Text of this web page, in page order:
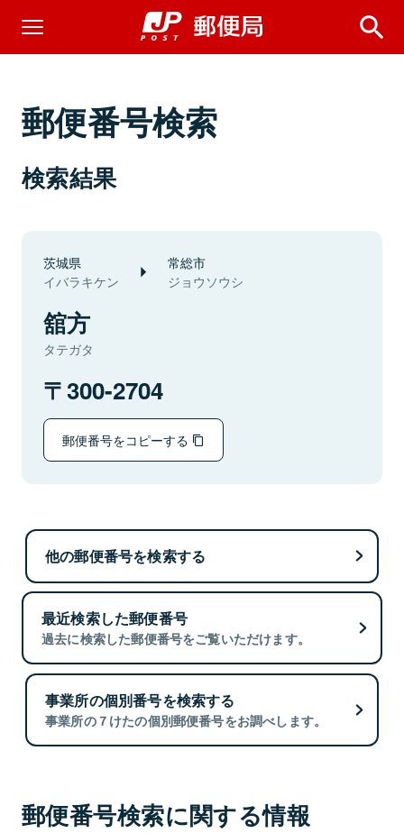
郵便番号検索
検索結果
茨城県
イバラキケン
常総市
ジョウソウシ
舘方
タテガタ
300-2704
郵便番号をコピーする
他の郵便番号を検索する
最近検索した郵便番号
過去に検索した郵便番号をご覧いただけます。
事業所の個別番号を検索する
事業所の７けたの個別郵便番号をお調べします。
郵便番号検索に関する情報